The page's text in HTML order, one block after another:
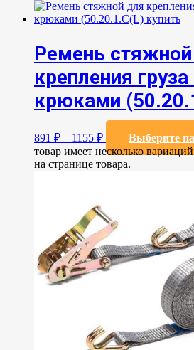
Ремень
крепления
крюками
891 ₽ – 1155 ₽ Выберите
товар имеет несколько
на странице товара.